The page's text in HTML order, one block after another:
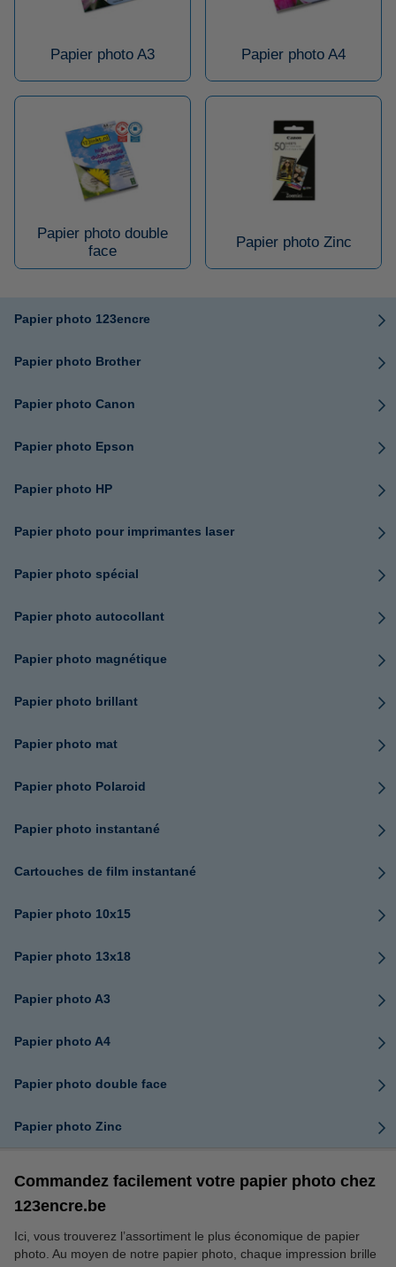
Papier photo A3 Papier photo A4
Papier photo double
face
Papier photo Zinc
Papier photo 123encre
Papier photo Brother
Papier photo Canon
Papier photo Epson
Papier photo HP
Papier photo pour imprimantes laser
Papier photo spécial
Papier photo autocollant
Papier photo magnétique
Papier photo brillant
Papier photo mat
Papier photo Polaroid
Papier photo instantané
Cartouches de film instantané
Papier photo 10x15
Papier photo 13x18
Papier photo A3
Papier photo A4
Papier photo double face
Papier photo Zinc
Commandez facilement votre papier photo chez
123encre.be
Ici, vous trouverez l’assortiment le plus économique de papier
photo. Au moyen de notre papier photo, chaque impression brille